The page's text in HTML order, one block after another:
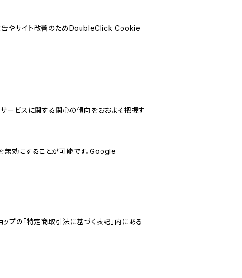
告やサイト改善のためDoubleClick Cookie
ービスに関する関心の傾向をおおよそ把握す
無効にすることが可能です。Google
プの「特定商取引法に基づく表記」内にある